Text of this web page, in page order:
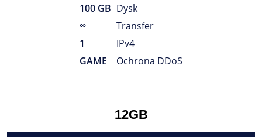
100 GB Dysk
∞
Transfer
1
IPv4
GAME
Ochrona DDoS
12GB